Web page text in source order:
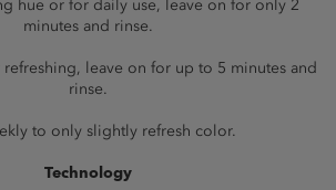
hue or for daily use, leave on for only 2
minutes and rinse.
leave on for up to 5 minutes and
rinse.
to only slightly refresh color.
Technology